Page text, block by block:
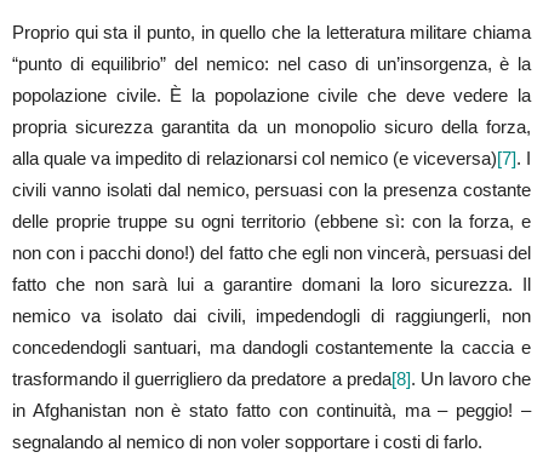
Proprio qui sta il punto, in quello che la letteratura militare chiama
“punto di equilibrio” del nemico: nel caso di un’insorgenza, è la
popolazione civile. È la popolazione civile che deve vedere la
propria sicurezza garantita da un monopolio sicuro della forza,
alla quale va impedito di relazionarsi col nemico (e viceversa)[7]. I
civili vanno isolati dal nemico, persuasi con la presenza costante
delle proprie truppe su ogni territorio (ebbene sì: con la forza, e
non con i pacchi dono!) del fatto che egli non vincerà, persuasi del
fatto che non sarà lui a garantire domani la loro sicurezza. Il
nemico va isolato dai civili, impedendogli di raggiungerli, non
concedendogli santuari, ma dandogli costantemente la caccia e
trasformando il guerrigliero da predatore a preda[8]. Un lavoro che
in Afghanistan non è stato fatto con continuità, ma – peggio! –
segnalando al nemico di non voler sopportare i costi di farlo.